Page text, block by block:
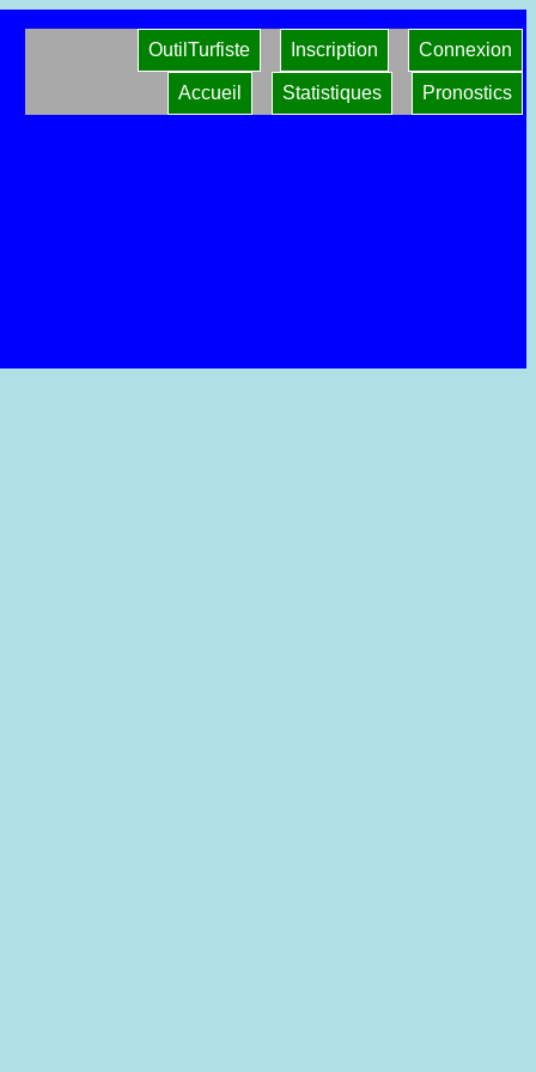
Connexion
Inscription
OutilTurfiste
Pronostics
Statistiques
Accueil